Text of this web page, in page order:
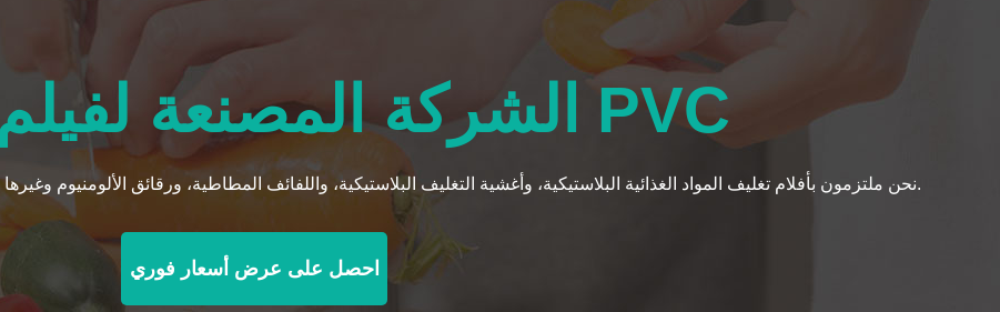
الشركة المصنعة لفيلم التشبث PVC
نحن ملتزمون بأفلام تغليف المواد الغذائية البلاستيكية، وأغشية التغليف البلاستيكية، واللفائف المطاطية، ورقائق الألومنيوم وغيرها من أفلام/رقائق تغليف المواد الغذائية التي يتم التخلص منها.
احصل على عرض أسعار فوري